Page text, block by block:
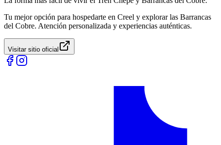
Tu mejor opción para hospedarte en Creel y explorar las Barrancas
del Cobre. Atención personalizada y experiencias auténticas.
Visitar sitio oficial